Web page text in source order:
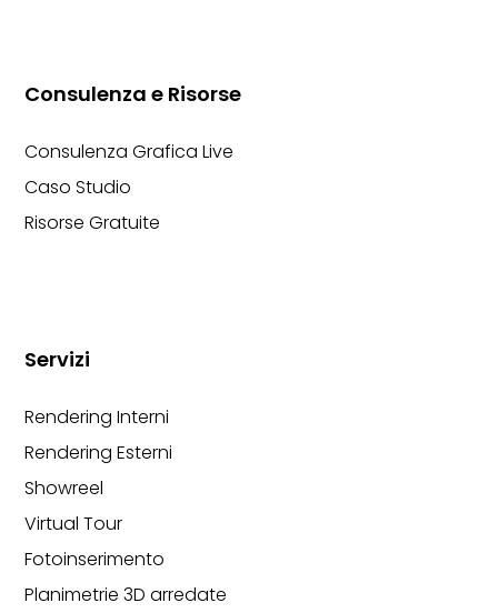
Servizi
Rendering Interni
Rendering Esterni
Showreel
Virtual Tour
Fotoinserimento
Planimetrie 3D arredate
Consulenza e Risorse
Consulenza Grafica Live
Caso Studio
Risorse Gratuite